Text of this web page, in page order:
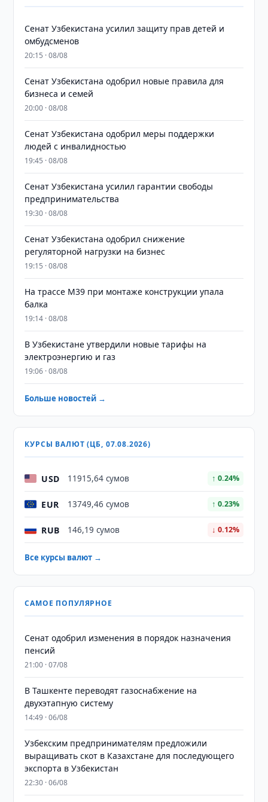
Сенат Узбекистана усилил защиту прав детей и
омбудсменов
20:15 · 08/08
Сенат Узбекистана одобрил новые правила для
бизнеса и семей
20:00 · 08/08
Сенат Узбекистана одобрил меры поддержки
людей с инвалидностью
19:45 · 08/08
Сенат Узбекистана усилил гарантии свободы
предпринимательства
19:30 · 08/08
Сенат Узбекистана одобрил снижение
регуляторной нагрузки на бизнес
19:15 · 08/08
На трассе M39 при монтаже конструкции упала
балка
19:14 · 08/08
В Узбекистане утвердили новые тарифы на
электроэнергию и газ
19:06 · 08/08
Больше новостей →
КУРСЫ ВАЛЮТ (ЦБ, 07.08.2026)
USD 11915,64 сумов ↑ 0.24%
EUR 13749,46 сумов ↑ 0.23%
RUB 146,19 сумов ↓ 0.12%
Все курсы валют →
САМОЕ ПОПУЛЯРНОЕ
Сенат одобрил изменения в порядок назначения
пенсий
21:00 · 07/08
В Ташкенте переводят газоснабжение на
двухэтапную систему
14:49 · 06/08
Узбекским предпринимателям предложили
выращивать скот в Казахстане для последующего
экспорта в Узбекистан
22:30 · 06/08